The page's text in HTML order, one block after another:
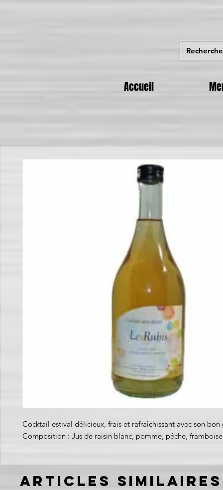
Accueil
Cocktail estival délicieux, frais et rafraîchissant avec son
Composition : Jus de raisin blanc, pomme, pêche,
Articles similaires